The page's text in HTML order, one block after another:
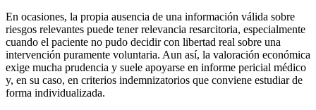
En ocasiones, la propia ausencia de una información válida sobre
riesgos relevantes puede tener relevancia resarcitoria, especialmente
cuando el paciente no pudo decidir con libertad real sobre una
intervención puramente voluntaria. Aun así, la valoración económica
exige mucha prudencia y suele apoyarse en informe pericial médico
y, en su caso, en criterios indemnizatorios que conviene estudiar de
forma individualizada.